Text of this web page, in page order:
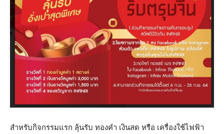
สำหรับกิจกรรมแรก ลุ้นรับ ทองคำ เงินสด หรือ เครื่องใช้ไฟฟ้า